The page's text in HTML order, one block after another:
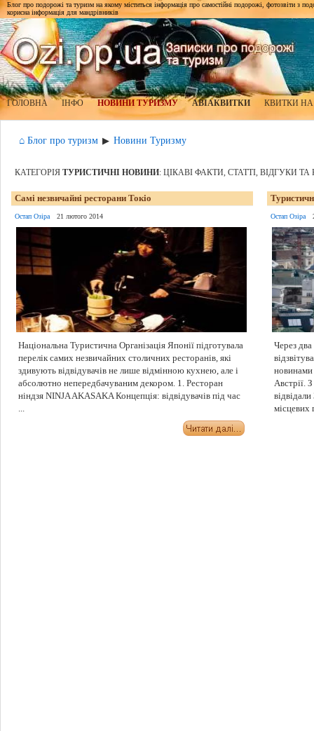
Блог про подорожі та туризм на якому міститься інформація про самостійні подорожі, фотозвіти з
корисна інформація для мандрівників
ГОЛОВНА ІНФО НОВИНИ ТУРИЗМУ АВІАКВИТКИ КВИТКИ
⌂ Блог про туризм ▶ Новини Туризму
КАТЕГОРІЯ ТУРИСТИЧНІ НОВИНИ: ЦІКАВІ ФАКТИ, СТАТТІ, ВІДГУКИ
Самі незвичайні ресторани Токіо
Остап Озіра 21 лютого 2014
Національна Туристична Організація Японії підготувала
перелік самих незвичайних столичних ресторанів, які
здивують відвідувачів не лише відмінною кухнею, але і
абсолютно непередбачуваним декором. 1. Ресторан
ніндзя NINJA AKASAKA Концепція: відвідувачів під час
...
Остап Озіра
Через два
новинами
Австрії.
місцевих